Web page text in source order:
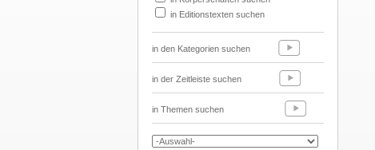
in Editionstexten suchen
in den Kategorien suchen
in der Zeitleiste suchen
in Themen suchen